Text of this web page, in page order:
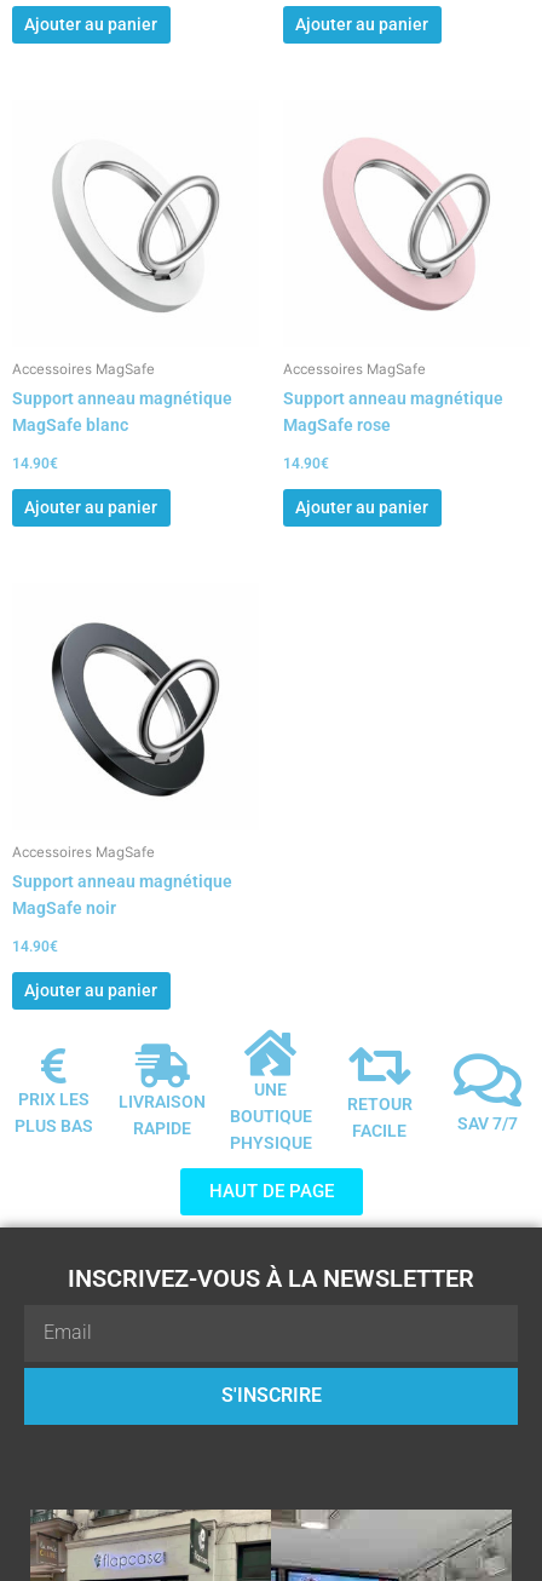
Ajouter au panier Ajouter au panier
Accessoires MagSafe
Support anneau magnétique
MagSafe blanc
14.90€
Ajouter au panier
Accessoires MagSafe
Support anneau magnétique
MagSafe rose
14.90€
Ajouter au panier
Accessoires MagSafe
Support anneau magnétique
MagSafe noir
14.90€
Ajouter au panier
PRIX LES
PLUS BAS
LIVRAISON
RAPIDE
UNE
BOUTIQUE
PHYSIQUE
RETOUR
FACILE
SAV 7/7
HAUT DE PAGE
INSCRIVEZ-VOUS À LA NEWSLETTER
S'INSCRIRE